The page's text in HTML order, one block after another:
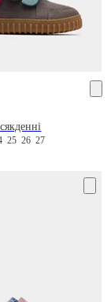
252627